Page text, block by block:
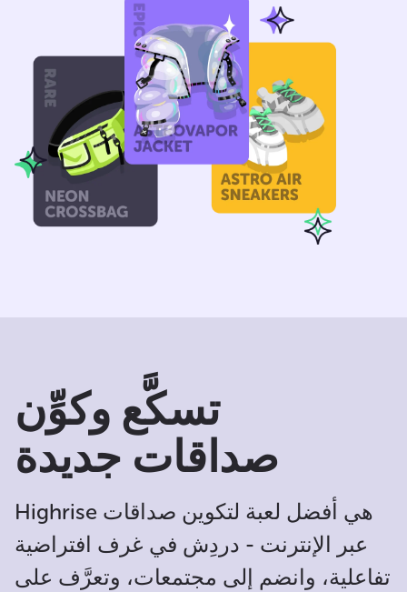
تسكَّع وكوِّن
صداقات جديدة
Highrise هي أفضل لعبة لتكوين صداقات
عبر الإنترنت - دردِش في غرف افتراضية
تفاعلية، وانضم إلى مجتمعات، وتعرَّف على